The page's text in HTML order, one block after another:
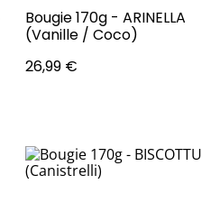
Bougie 170g - ARINELLA
(Vanille / Coco)
26,99 €